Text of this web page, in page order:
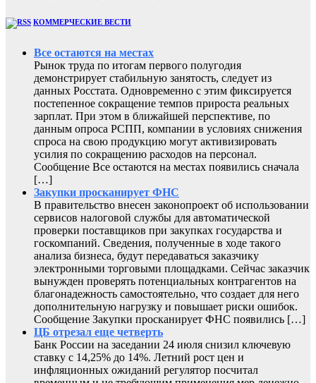
КОММЕРЧЕСКИЕ ВЕСТИ
Все остаются на местах
Рынок труда по итогам первого полугодия
демонстрирует стабильную занятость, следует из
данных Росстата. Одновременно с этим фиксируется
постепенное сокращение темпов прироста реальных
зарплат. При этом в ближайшей перспективе, по
данным опроса РСПП, компании в условиях снижения
спроса на свою продукцию могут активизировать
усилия по сокращению расходов на персонал.
Сообщение Все остаются на местах появились сначала
[…]
Закупки просканирует ФНС
В правительство внесен законопроект об использовании
сервисов налоговой службы для автоматической
проверки поставщиков при закупках государства и
госкомпаний. Сведения, полученные в ходе такого
анализа бизнеса, будут передаваться заказчику
электронными торговыми площадками. Сейчас заказчик
вынужден проверять потенциальных контрагентов на
благонадежность самостоятельно, что создает для него
дополнительную нагрузку и повышает риски ошибок.
Сообщение Закупки просканирует ФНС появились […]
ЦБ отрезал еще четверть
Банк России на заседании 24 июля снизил ключевую
ставку с 14,25% до 14%. Летний рост цен и
инфляционных ожиданий регулятор посчитал